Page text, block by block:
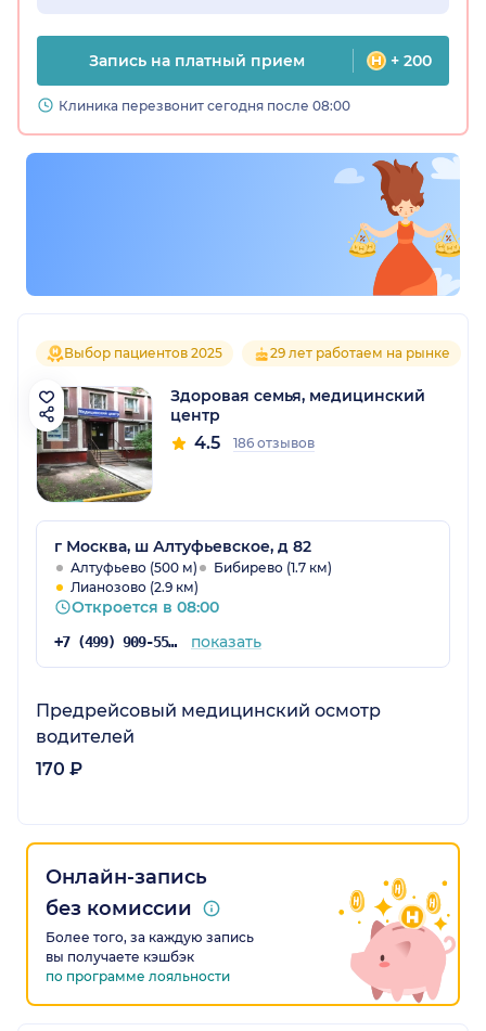
Запись на платный прием + 200
Клиника перезвонит сегодня после 08:00
Выбор пациентов 2025 29 лет работаем на рынке
Здоровая семья, медицинский
центр
4.5 186 отзывов
г Москва, ш Алтуфьевское, д 82
Алтуфьево (500 м)
Бибирево (1.7 км)
Лианозово (2.9 км)
Откроется в 08:00
+7 (499) 909-55-05 показать
Предрейсовый медицинский осмотр
водителей
170 ₽
Онлайн-запись
без комиссии
Более того, за каждую запись
вы получаете кэшбэк
по программе лояльности